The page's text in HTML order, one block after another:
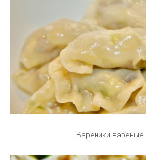
Вареники вареные